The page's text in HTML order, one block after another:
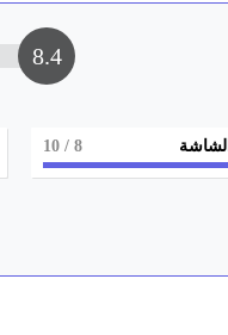
8.4
الشاشة 8
/ 10